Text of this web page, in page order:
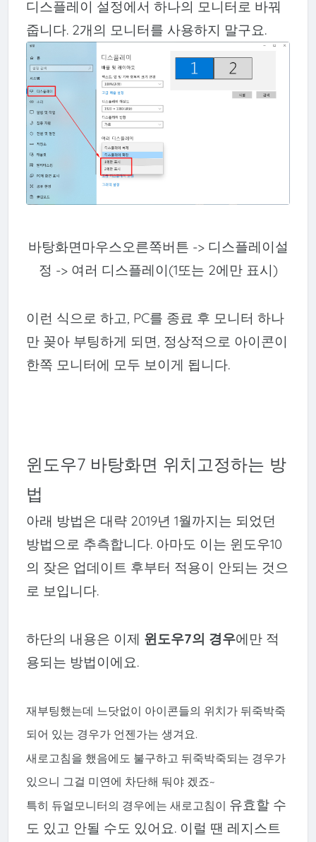
디스플레이 설정에서 하나의 모니터로 바꿔
줍니다. 2개의 모니터를 사용하지 말구요.
바탕화면마우스오른쪽버튼 -> 디스플레이설
정 -> 여러 디스플레이(1또는 2에만 표시)
이런 식으로 하고, PC를 종료 후 모니터 하나
만 꽂아 부팅하게 되면, 정상적으로 아이콘이
한쪽 모니터에 모두 보이게 됩니다.
윈도우7 바탕화면 위치고정하는 방
법
아래 방법은 대략 2019년 1월까지는 되었던
방법으로 추측합니다. 아마도 이는 윈도우10
의 잦은 업데이트 후부터 적용이 안되는 것으
로 보입니다.
하단의 내용은 이제 윈도우7의 경우에만 적
용되는 방법이에요.
재부팅했는데 느닷없이 아이콘들의 위치가 뒤죽박죽
되어 있는 경우가 언젠가는 생겨요.
새로고침을 했음에도 불구하고 뒤죽박죽되는 경우가
있으니 그걸 미연에 차단해 둬야 겠죠~
특히 듀얼모니터의 경우에는 새로고침이 유효할 수
도 있고 안될 수도 있어요. 이럴 땐 레지스트